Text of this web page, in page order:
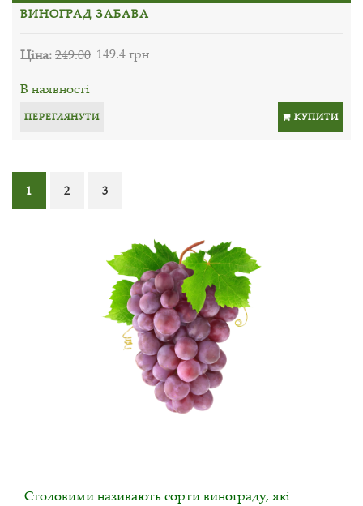
ВИНОГРАД ЗАБАВА
Ціна:249.00 149.4 грн
В наявності
ПЕРЕГЛЯНУТИ КУПИТИ
1 2 3
Столовими називають сорти винограду, які